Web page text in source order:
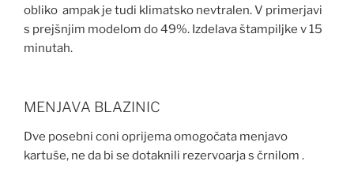
obliko ampak je tudi klimatsko nevtralen. V primerjavi
s prejšnjim modelom do 49%. Izdelava štampiljke v 15
minutah.
MENJAVA BLAZINIC
Dve posebni coni oprijema omogočata menjavo
kartuše, ne da bi se dotaknili rezervoarja s črnilom .